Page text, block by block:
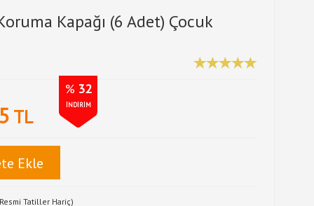
Kapağı (6 Adet) Çocuk
% 32
İNDİRİM
TL
Ekle
Tatiller Hariç)